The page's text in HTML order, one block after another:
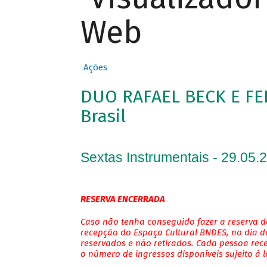
Web
Ações
DUO RAFAEL BECK E
Brasil
Sextas Instrumentais -
RESERVA ENCERRADA
Caso não tenha conseguido fazer a reserva
recepção do Espaço Cultural BNDES, no
reservados e não retirados. Cada pessoa
o número de ingressos disponíveis sujeito à